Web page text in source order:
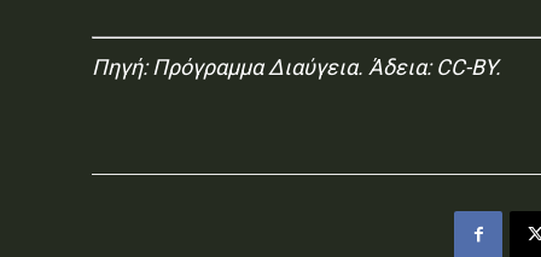
Πηγή:Πρόγραμμα Διαύγεια. Άδεια: CC-BY.